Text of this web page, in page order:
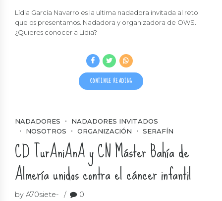
Lídia García Navarro es la ultima nadadora invitada al reto
que os presentamos. Nadadora y organizadora de OWS.
¿Quieres conocer a Lídia?
CONTINUE READING
NADADORES
NADADORES INVITADOS
NOSOTROS
ORGANIZACIÓN SERAFÍN
CD TurAniAnA y CN Máster Bahía de
Almería unidos contra el cáncer infantil
by A70siete- 0